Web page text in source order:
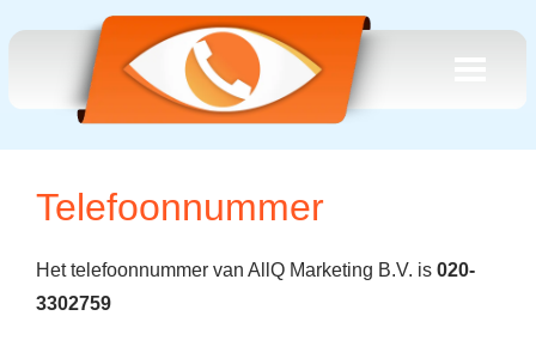
Telefoonnummer
Het telefoonnummer van AllQ Marketing B.V. is 020-
3302759